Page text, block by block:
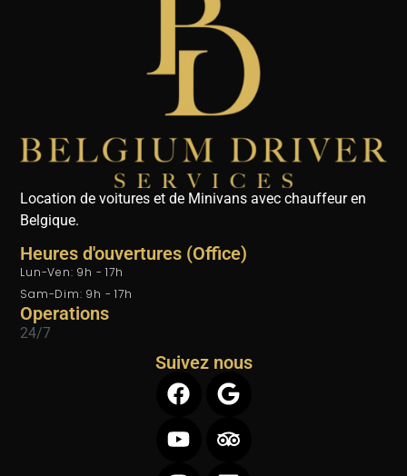
Location de voitures et de Minivans avec chauffeur en
Belgique.
Heures d'ouvertures (Office)
Lun-Ven: 9h - 17h
Sam-Dim: 9h - 17h
Operations
24/7
Suivez nous